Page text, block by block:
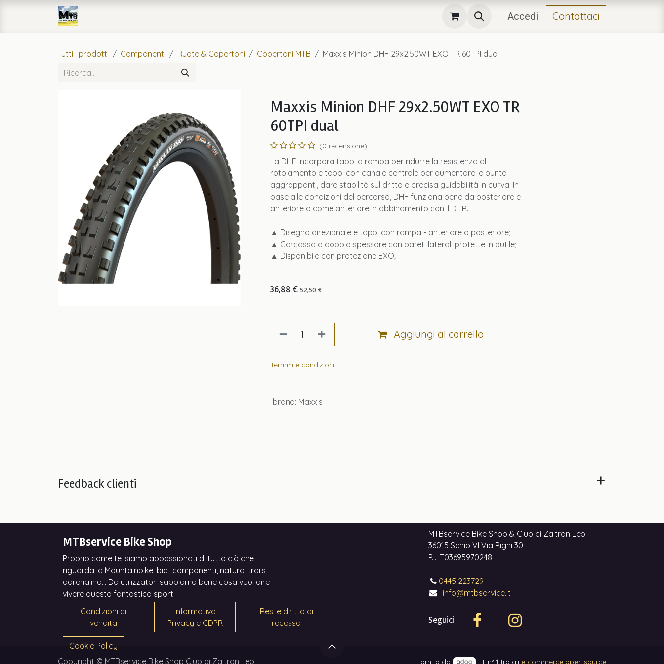
Passa al contenuto
Accedi Contattaci
Tutti i prodotti Componenti Ruote & Copertoni Copertoni MTB Maxxis Minion DHF 29x2.50WT EXO TR 60TPI dual
Maxxis Minion DHF 29x2.50WT EXO TR
60TPI dual
(0 recensione)
La DHF incorpora tappi a rampa per ridurre la resistenza al
rotolamento e tappi con canale centrale per aumentare le punte
aggrappanti, dare stabilità sul dritto e precisa guidabilità in curva. In
base alle condizioni del percorso, DHF funziona bene da posteriore e
anteriore o come anteriore in abbinamento con il DHR.
▲ Disegno direzionale e tappi con rampa - anteriore o posteriore;
▲ Carcassa a doppio spessore con pareti laterali protette in butile;
▲ Disponibile con protezione EXO;
36,88 € 52,50€
Aggiungi al carrello
Termini e condizioni
brand: Maxxis
Feedback clienti
MTBservice Bike Shop & Club di Zaltron Leo
36015 Schio VI Via Righi 30
P.I. IT03695970248
0445 223729
info@mtbservice.it
Seguici
MTBservice Bike Shop
Proprio come te, siamo appassionati di tutto ciò che
riguarda la Mountainbike: bici, componenti, natura, trails,
adrenalina... Da utilizzatori sappiamo bene cosa vuol dire
vivere questo fantastico sport!
Condizioni di
vendita
Cookie Policy
Informativa
Privacy e GDPR
Resi e diritto di
recesso
Copyright © MTBservice Bike Shop Club di Zaltron Leo Fornito da - Il n° 1 tra gli e-commerce open source